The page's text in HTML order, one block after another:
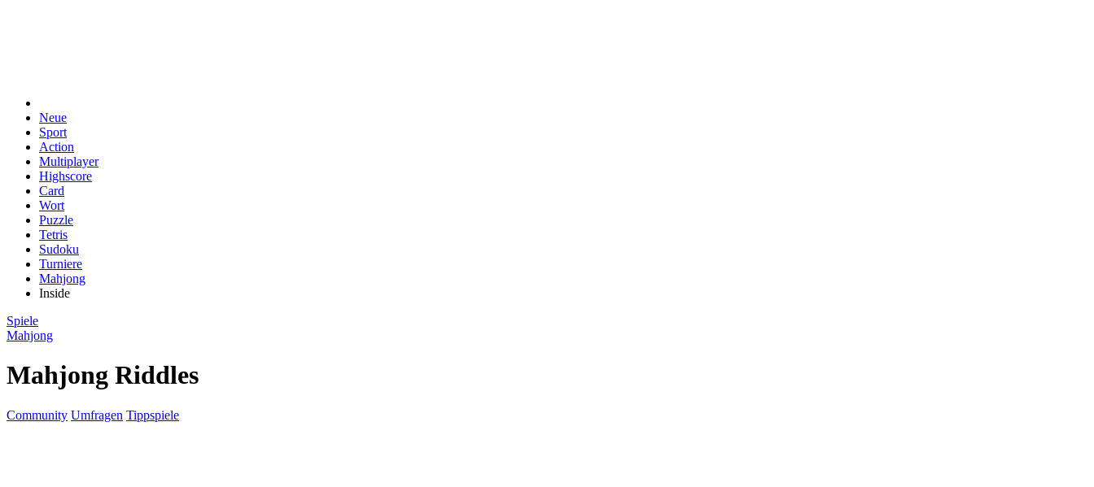
Neue
Sport
Action
Multiplayer
Highscore
Card
Wort
Puzzle
Tetris
Sudoku
Turniere
Mahjong
Inside
Spiele
Mahjong
Mahjong Riddles
Community Umfragen Tippspiele